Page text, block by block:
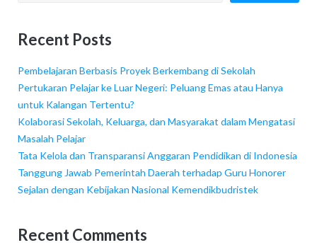
Recent Posts
Pembelajaran Berbasis Proyek Berkembang di Sekolah
Pertukaran Pelajar ke Luar Negeri: Peluang Emas atau Hanya
untuk Kalangan Tertentu?
Kolaborasi Sekolah, Keluarga, dan Masyarakat dalam Mengatasi
Masalah Pelajar
Tata Kelola dan Transparansi Anggaran Pendidikan di Indonesia
Tanggung Jawab Pemerintah Daerah terhadap Guru Honorer
Sejalan dengan Kebijakan Nasional Kemendikbudristek
Recent Comments